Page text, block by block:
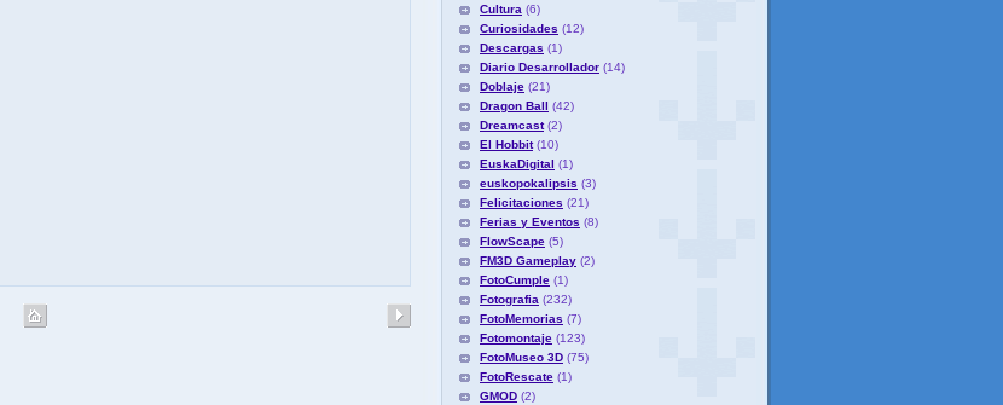
Cultura (6)
Curiosidades (12)
Descargas (1)
Diario Desarrollador (14)
Doblaje (21)
Dragon Ball (42)
Dreamcast (2)
El Hobbit (10)
EuskaDigital (1)
euskopokalipsis (3)
Felicitaciones (21)
Ferias y Eventos (8)
FlowScape (5)
FM3D Gameplay (2)
FotoCumple (1)
Fotografia (232)
FotoMemorias (7)
Fotomontaje (123)
FotoMuseo 3D (75)
FotoRescate (1)
GMOD (2)